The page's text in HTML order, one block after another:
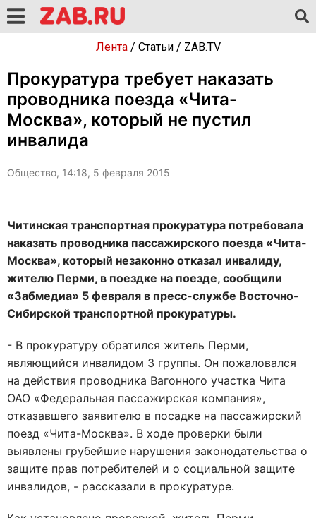
Лента/ Статьи/ ZAB.TV
Прокуратура требует наказать
проводника поезда «Чита-
Москва», который не пустил
инвалида
Общество, 14:18, 5 февраля 2015
Читинская транспортная прокуратура потребовала
наказать проводника пассажирского поезда «Чита-
Москва», который незаконно отказал инвалиду,
жителю Перми, в поездке на поезде, сообщили
«Забмедиа» 5 февраля в пресс-службе Восточно-
Сибирской транспортной прокуратуры.
- В прокуратуру обратился житель Перми,
являющийся инвалидом 3 группы. Он пожаловался
на действия проводника Вагонного участка Чита
ОАО «Федеральная пассажирская компания»,
отказавшего заявителю в посадке на пассажирский
поезд «Чита-Москва». В ходе проверки были
выявлены грубейшие нарушения законодательства о
защите прав потребителей и о социальной защите
инвалидов, - рассказали в прокуратуре.